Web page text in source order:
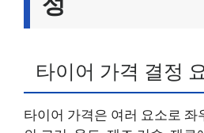
타이어 가격 결정
타이어 가격은 여러 요소로 좌